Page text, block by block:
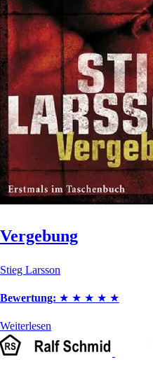
Vergebung
Stieg Larsson
Bewertung: ★ ★ ★ ★ ★
Weiterlesen